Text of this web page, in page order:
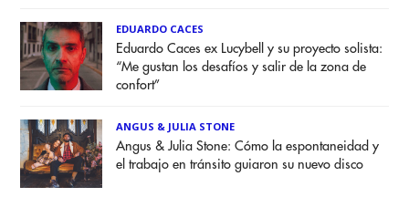
EDUARDO CACES
Eduardo Caces ex Lucybell y su proyecto solista:
“Me gustan los desafíos y salir de la zona de
confort”
ANGUS & JULIA STONE
Angus & Julia Stone: Cómo la espontaneidad y
el trabajo en tránsito guiaron su nuevo disco